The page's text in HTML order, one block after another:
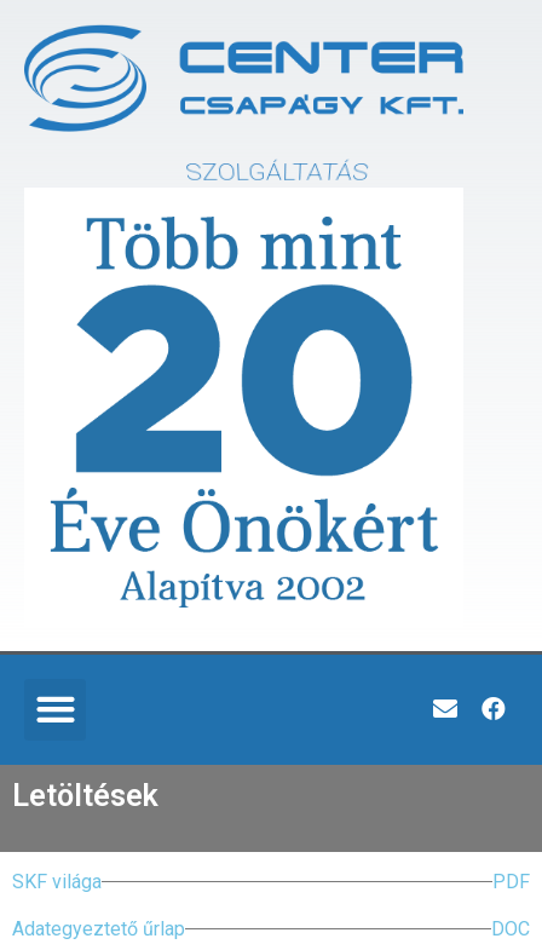
SZOLGÁLTATÁS
Letöltések
SKF világa PDF
Adategyeztető űrlap DOC